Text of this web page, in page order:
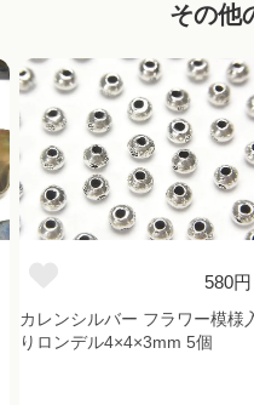
その他
580円
カレンシルバー フラワー模様
りロンデル4×4×3mm 5個